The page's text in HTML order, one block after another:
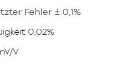
Fehler ± 0,1%
0,02%
V